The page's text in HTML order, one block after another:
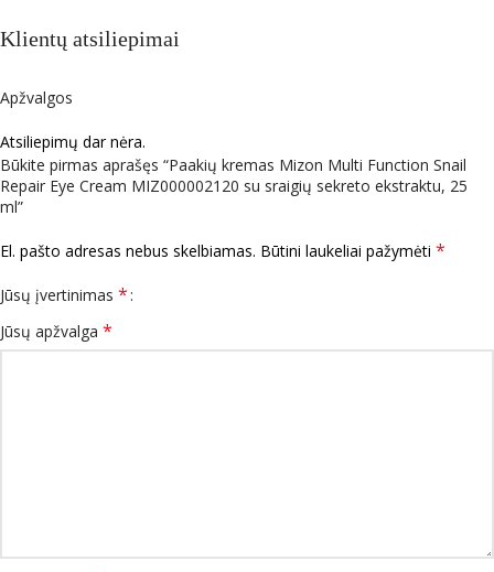
Klientų atsiliepimai
Apžvalgos
Atsiliepimų dar nėra.
Būkite pirmas aprašęs “Paakių kremas Mizon Multi Function Snail
Repair Eye Cream MIZ000002120 su sraigių sekreto ekstraktu, 25
ml”
El. pašto adresas nebus skelbiamas. Būtini laukeliai pažymėti *
Jūsų įvertinimas *
Jūsų apžvalga *